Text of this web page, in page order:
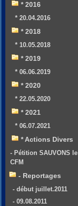
* 2016
* 20.04.2016
* 2018
* 10.05.2018
* 2019
* 06.06.2019
* 2020
* 22.05.2020
* 2021
* 06.07.2021
* Actions Divers
- Pétition SAUVONS le
CFM
- Reportages
- début juillet.2011
- 09.08.2011